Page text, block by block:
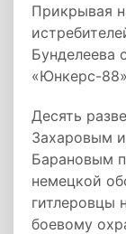
Прикрывая
Бунделеева
«Юнкерс-
Десять
Захаровым
Барановым
немецкой
гитлеровцы
боевому